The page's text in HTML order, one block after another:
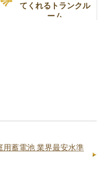
てくれるトランクル
ーム
用蓄電池 業界最安水準